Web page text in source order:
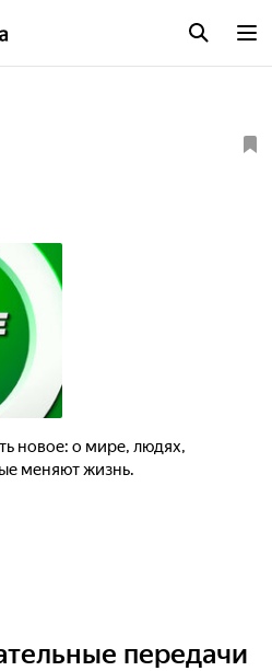
новое: о мире, людях,
меняют жизнь.
передачи